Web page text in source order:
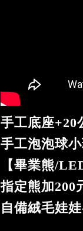
手工底座+20
手工泡泡球
【畢業熊/
指定熊加200
自備絨毛娃